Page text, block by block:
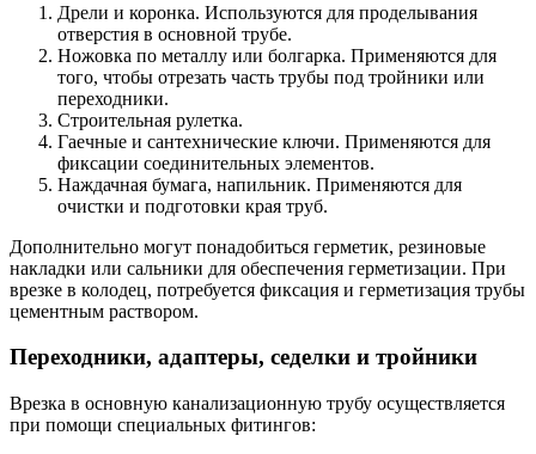
Дрели и коронка. Используются для проделывания
отверстия в основной трубе.
Ножовка по металлу или болгарка. Применяются для
того, чтобы отрезать часть трубы под тройники или
переходники.
Строительная рулетка.
Гаечные и сантехнические ключи. Применяются для
фиксации соединительных элементов.
Наждачная бумага, напильник. Применяются для
очистки и подготовки края труб.
Дополнительно могут понадобиться герметик, резиновые
накладки или сальники для обеспечения герметизации. При
врезке в колодец, потребуется фиксация и герметизация трубы
цементным раствором.
Переходники, адаптеры, седелки и тройники
Врезка в основную канализационную трубу осуществляется
при помощи специальных фитингов: